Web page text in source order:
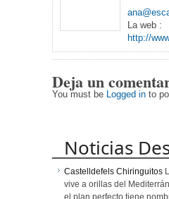
La web :
http://
Deja un
You must be Logged in to
Noticias
Castelldefels Chiringuitos
vive a orillas del
el plan perfecto tiene